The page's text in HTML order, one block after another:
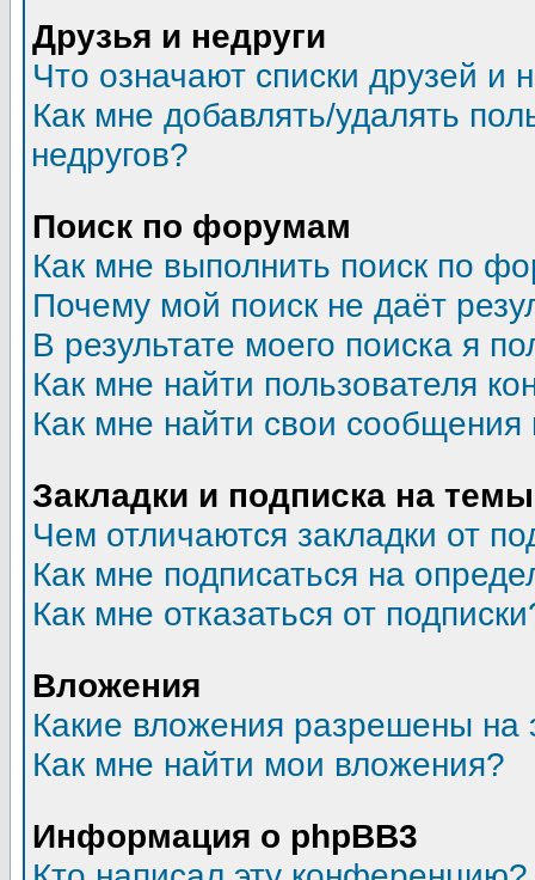
Друзья и недруги
Что означают списки друзей и
Как мне добавлять/удалять
недругов?
Поиск по форумам
Как мне выполнить поиск по
Почему мой поиск не даёт
В результате моего поиска я
Как мне найти пользователя
Как мне найти свои
Закладки и подписка на темы
Чем отличаются закладки от
Как мне подписаться на
Как мне отказаться от
Вложения
Какие вложения разрешены на
Как мне найти мои вложения?
Информация о phpBB3